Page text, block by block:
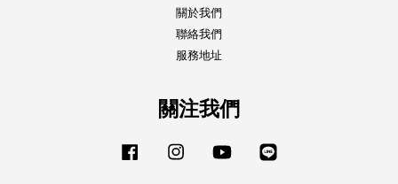
關於我們
聯絡我們
服務地址
關注我們
Facebook Instagram YouTube